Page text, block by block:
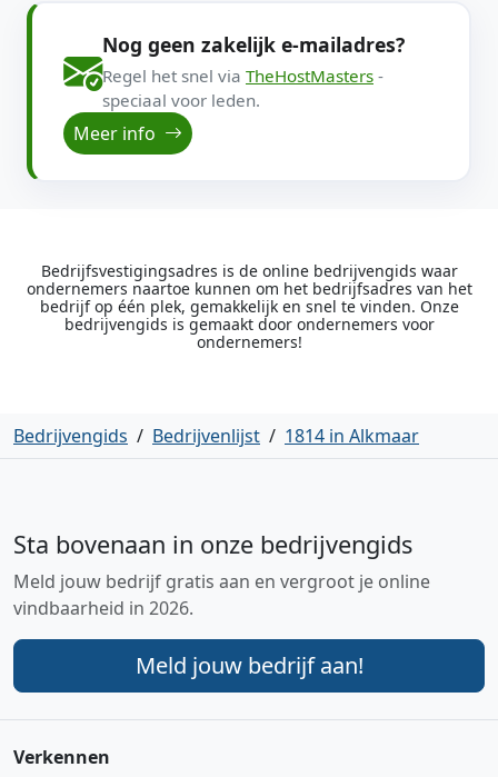
Nog geen zakelijk e-mailadres?
Regel het snel via TheHostMasters -
speciaal voor leden.
Meer info
Bedrijfsvestigingsadres is de online bedrijvengids waar
ondernemers naartoe kunnen om het bedrijfsadres van het
bedrijf op één plek, gemakkelijk en snel te vinden. Onze
bedrijvengids is gemaakt door ondernemers voor
ondernemers!
Bedrijvengids / Bedrijvenlijst / 1814 in Alkmaar
Sta bovenaan in onze bedrijvengids
Meld jouw bedrijf gratis aan en vergroot je online
vindbaarheid in 2026.
Meld jouw bedrijf aan!
Verkennen